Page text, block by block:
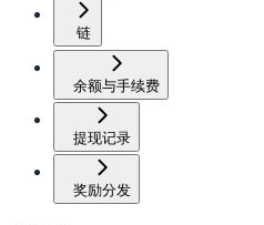
链
余额与手续费
提现记录
奖励分发